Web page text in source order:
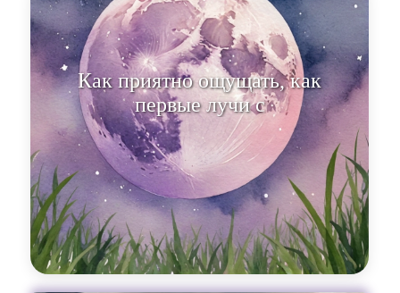
Как приятно ощущать, как
первые лучи солнца
пробиваются сквозь з